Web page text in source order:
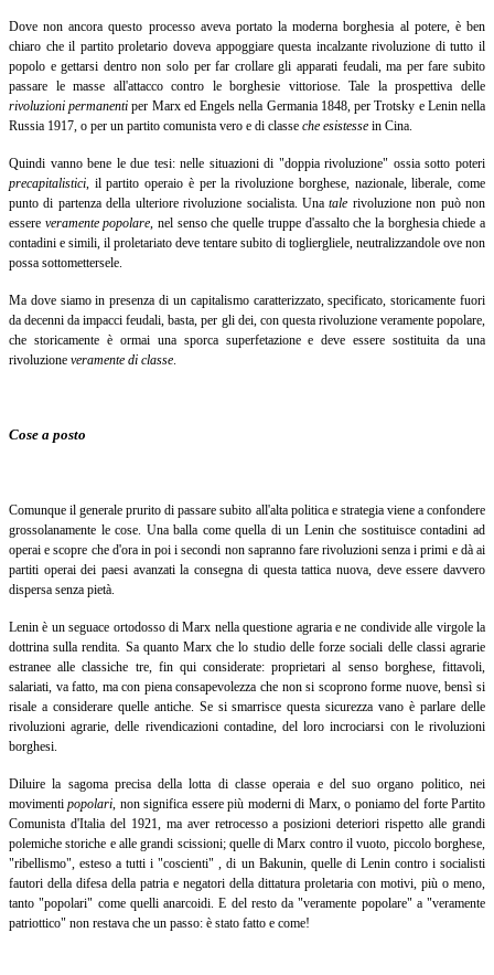
Dove non ancora questo processo aveva portato la moderna borghesia al potere, è ben
chiaro che il partito proletario doveva appoggiare questa incalzante rivoluzione di tutto il
popolo e gettarsi dentro non solo per far crollare gli apparati feudali, ma per fare subito
passare le masse all'attacco contro le borghesie vittoriose. Tale la prospettiva delle
rivoluzioni permanentiper Marx ed Engels nella Germania 1848, per Trotsky e Lenin nella
Russia 1917, o per un partito comunista vero e di classe che esistesse in Cina.
Quindi vanno bene le due tesi: nelle situazioni di "doppia rivoluzione" ossia sotto poteri
precapitalistici, il partito operaio è per la rivoluzione borghese, nazionale, liberale, come
punto di partenza della ulteriore rivoluzione socialista. Unatale rivoluzione non può non
essere veramente popolare, nel senso che quelle truppe d'assalto che la borghesia chiede a
contadini e simili, il proletariato deve tentare subito di togliergliele, neutralizzandole ove non
possa sottomettersele.
Ma dove siamo in presenza di un capitalismo caratterizzato, specificato, storicamente fuori
da decenni da impacci feudali, basta, per gli dei, con questa rivoluzione veramente popolare,
che storicamente è ormai una sporca superfetazione e deve essere sostituita da una
rivoluzione veramente di classe.
Cose a posto
Comunque il generale prurito di passare subito all'alta politica e strategia viene a confondere
grossolanamente le cose. Una balla come quella di un Lenin che sostituisce contadini ad
operai e scopre che d'ora in poi i secondi non sapranno fare rivoluzioni senza i primi e dà ai
partiti operai dei paesi avanzati la consegna di questa tattica nuova, deve essere davvero
dispersa senza pietà.
Lenin è un seguace ortodosso di Marx nella questione agraria e ne condivide alle virgole la
dottrina sulla rendita. Sa quanto Marx che lo studio delle forze sociali delle classi agrarie
estranee alle classiche tre, fin qui considerate: proprietari al senso borghese, fittavoli,
salariati, va fatto, ma con piena consapevolezza che non si scoprono forme nuove, bensì si
risale a considerare quelle antiche. Se si smarrisce questa sicurezza vano è parlare delle
rivoluzioni agrarie, delle rivendicazioni contadine, del loro incrociarsi con le rivoluzioni
borghesi.
Diluire la sagoma precisa della lotta di classe operaia e del suo organo politico, nei
movimentipopolari, non significa essere più moderni di Marx, o poniamo del forte Partito
Comunista d'Italia del 1921, ma aver retrocesso a posizioni deteriori rispetto alle grandi
polemiche storiche e alle grandi scissioni; quelle di Marx contro il vuoto, piccolo borghese,
"ribellismo", esteso a tutti i "coscienti" , di un Bakunin, quelle di Lenin contro i socialisti
fautori della difesa della patria e negatori della dittatura proletaria con motivi, più o meno,
tanto "popolari" come quelli anarcoidi. E del resto da "veramente popolare" a "veramente
patriottico" non restava che un passo: è stato fatto e come!